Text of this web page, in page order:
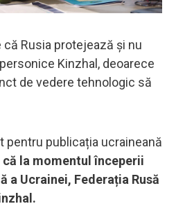
Rusia protejează și nu
Kinzhal, deoarece
de vedere tehnologic să
pentru publicația ucraineană
că la momentul începerii
a Ucrainei, Federația Rusă